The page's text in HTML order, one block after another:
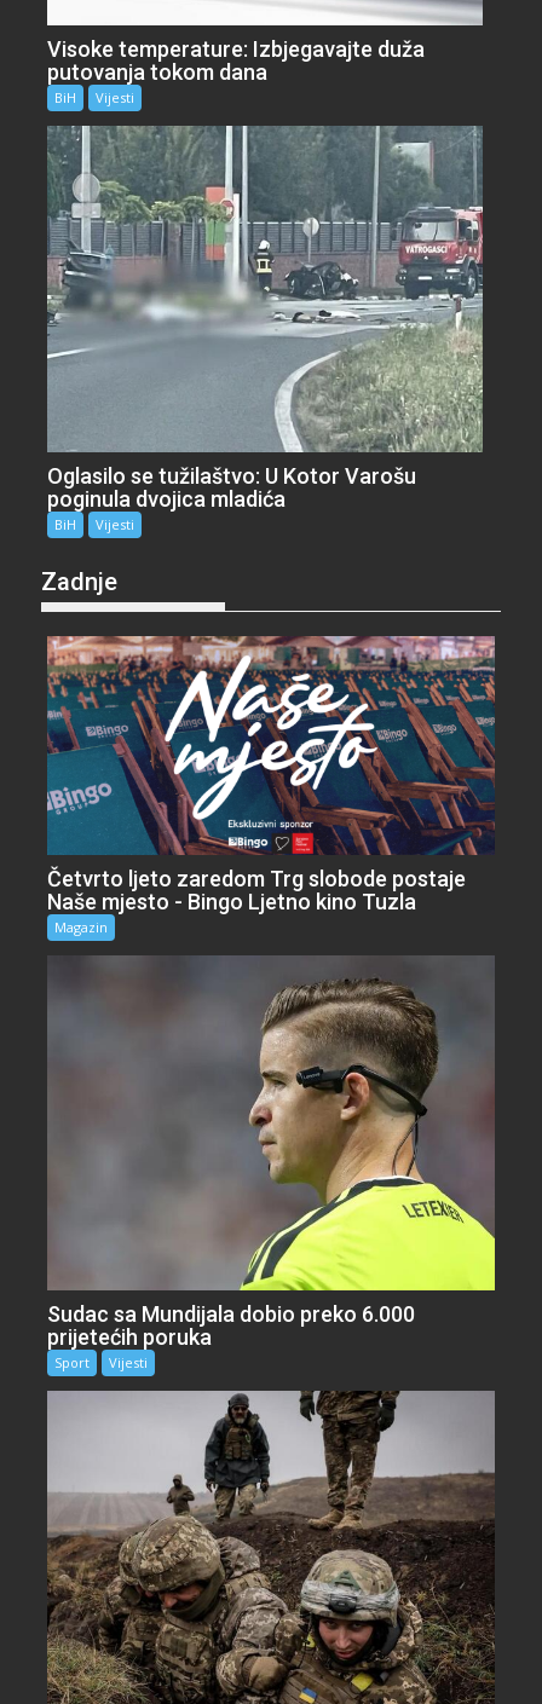
Visoke temperature: Izbjegavajte duža
putovanja tokom dana
BiH Vijesti
Oglasilo se tužilaštvo: U Kotor Varošu
poginula dvojica mladića
BiH Vijesti
Zadnje
Četvrto ljeto zaredom Trg slobode postaje
Naše mjesto - Bingo Ljetno kino Tuzla
Magazin
Sudac sa Mundijala dobio preko 6.000
prijetećih poruka
Sport Vijesti